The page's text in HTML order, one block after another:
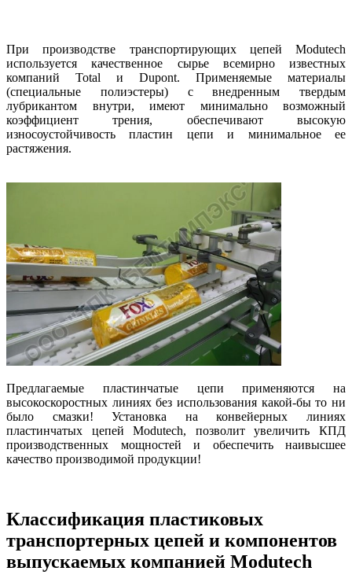
При производстве транспортирующих цепей Modutech
используется качественное сырье всемирно известных
компаний Total и Dupont. Применяемые материалы
(специальные полиэстеры) с внедренным твердым
лубрикантом внутри, имеют минимально возможный
коэффициент трения, обеспечивают высокую
износоустойчивость пластин цепи и минимальное ее
растяжения.
Предлагаемые пластинчатые цепи применяются на
высокоскоростных линиях без использования какой-бы то ни
было смазки! Установка на конвейерных линиях
пластинчатых цепей Modutech, позволит увеличить КПД
производственных мощностей и обеспечить наивысшее
качество производимой продукции!
Классификация пластиковых
транспортерных цепей и компонентов
выпускаемых компанией Modutech